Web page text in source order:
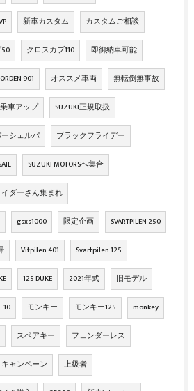
新車カスタム カスタムご相談
クロスカブ110 即御納車可能
901 オススメ車両 無転倒無事故
車アップ SUZUKI正規取扱
シェルパ ブラックフライデー
SUZUKI MOTORSへ集合
ダーさん集まれ
gsxs1000 限定企画 SVARTPILEN 250
Vitpilen 401 Svartpilen 125
125 DUKE 2021年式 旧モデル
10 モンキー モンキー125 monkey
スペアキー フェンダーレス
ャンペーン 上級者